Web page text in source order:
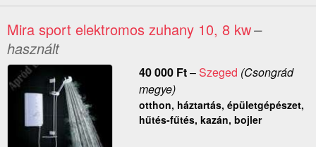
Mira sport elektromos zuhany 10, 8 kw–
használt
40 000 Ft–Szeged (Csongrád
megye)
otthon, háztartás, épületgépészet,
hűtés-fűtés, kazán, bojler